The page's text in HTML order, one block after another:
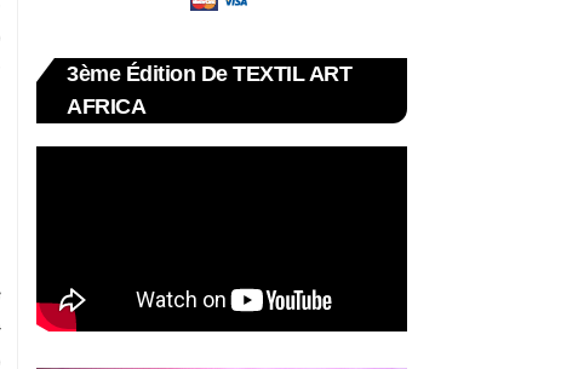
3ème Édition De TEXTIL ART
AFRICA